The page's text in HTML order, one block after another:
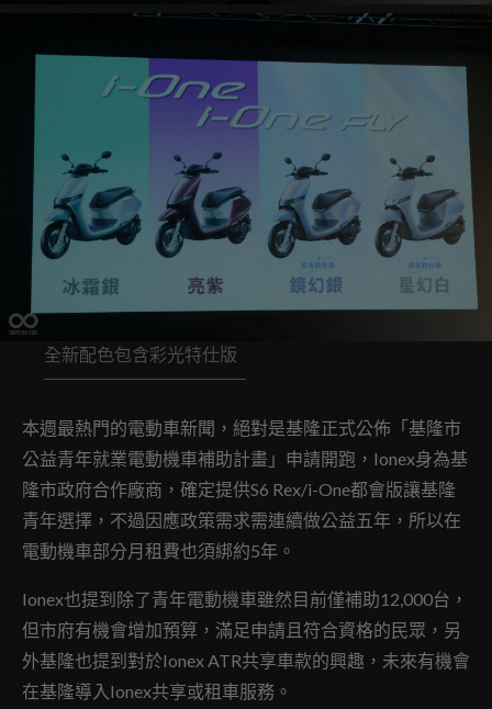
全新配色包含彩光特仕版
本週最熱門的電動車新聞，絕對是基隆正式公佈「基隆市
公益青年就業電動機車補助計畫」申請開跑，Ionex身為基
隆市政府合作廠商，確定提供S6 Rex/i-One都會版讓基隆
青年選擇，不過因應政策需求需連續做公益五年，所以在
電動機車部分月租費也須綁約5年。
Ionex也提到除了青年電動機車雖然目前僅補助12,000台，
但市府有機會增加預算，滿足申請且符合資格的民眾，另
外基隆也提到對於Ionex ATR共享車款的興趣，未來有機會
在基隆導入Ionex共享或租車服務。